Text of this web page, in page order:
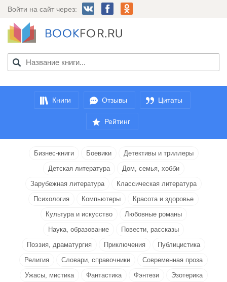
Войти на сайт через:
Книги Отзывы Цитаты
Рейтинг
Бизнес-книги Боевики
Детективы и триллеры
Детская литература
Дом, семья, хобби
Зарубежная литература
Классическая литература
Психология
Компьютеры
Красота и здоровье
Культура и искусство
Любовные романы
Наука, образование
Повести, рассказы
Поэзия, драматургия
Приключения
Публицистика
Религия
Словари, справочники
Современная проза
Ужасы, мистика
Фантастика Фэнтези
Эзотерика